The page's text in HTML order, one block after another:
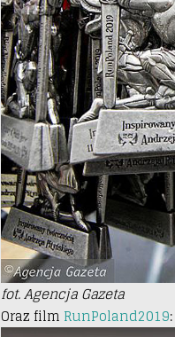
fot. Agencja Gazeta
Oraz film RunPoland2019: